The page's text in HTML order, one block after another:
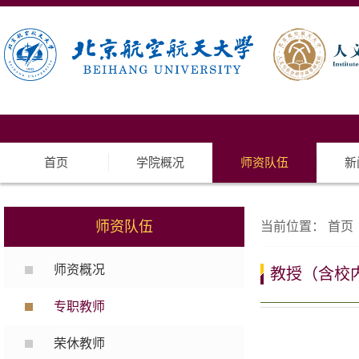
首页 学院概况 师资队伍 新
师资队伍
师资概况
专职教师
荣休教师
当前位置： 首页
教授（含校